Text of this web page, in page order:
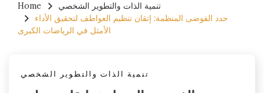
content
Home
تنمية الذات والتطوير الشخصي
حدد الفوضى المنظمة: إتقان تنظيم العواطف لتحقيق الأداء
الأمثل في الرياضات الكبرى
تنمية الذات والتطوير الشخصي